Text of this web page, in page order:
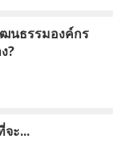
ฒนธรรมองค์กร
?
ะ...